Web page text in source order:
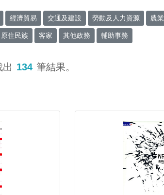
經濟貿易 交通及建設 勞動及人力資源 農業
原住民族 客家 其他政務 輔助事務
出 134 筆結果。